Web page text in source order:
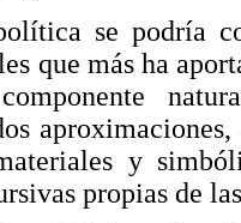
se podría
que más ha
y
propias de